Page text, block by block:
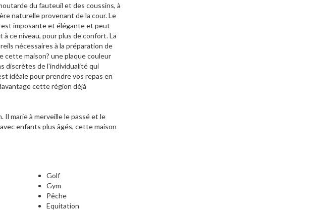
du fauteuil et des coussins, à
naturelle provenant de la cour. Le
est imposante et élégante et peut
ce niveau, pour plus de confort. La
nécessaires à la préparation de
cette maison? une plaque couleur
discrètes de l'individualité qui
idéale pour prendre vos repas en
cette région déjà
Il marie à merveille le passé et le
enfants plus âgés, cette maison
Golf
Gym
Pêche
Equitation